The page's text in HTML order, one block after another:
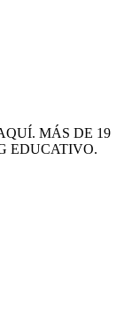
MÁS DE 19
EDUCATIVO.